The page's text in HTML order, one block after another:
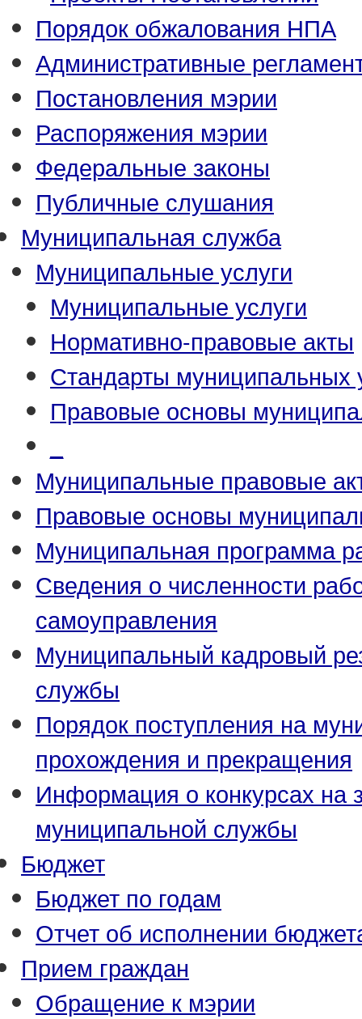
Порядок обжалования НПА
Административные
Постановления мэрии
Распоряжения мэрии
Федеральные законы
Публичные слушания
Муниципальная служба
Муниципальные услуги
Муниципальные услуги
Нормативно-правовые акты
Стандарты муниципальных
Правовые основы
Муниципальные правовые
Правовые основы
Муниципальная программа
Сведения о численности
самоуправления
Муниципальный кадровый
службы
Порядок поступления на
прохождения и прекращения
Информация о конкурсах на
муниципальной службы
Бюджет
Бюджет по годам
Отчет об исполнении
Прием граждан
Обращение к мэрии